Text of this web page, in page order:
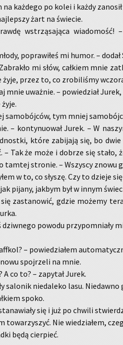
na każ­de­go po kolei i każdy
żart na świe­cie.
wstrzą­sa­ją­ca wia­do­mość!
po­pra­wi­łeś mi humor. –
mi słów, cał­kiem mnie
żyje, przez to, co zro­bi­li­śmy
mnie uważ­nie. – po­wie­dział
sa­mo­bój­ców, tym mniej
– kon­ty­nu­ował Jurek. – W
które za­bi­ja­ją się, bo
– Tak że może i do­brze się
tam­tej stro­nie. – Wszy­scy znowu
w to, co sły­szę. Czy to dzie­je
pi­ja­ny, jak­bym był w innym
za­sta­no­wić, gdzie mo­że­my
dziw­ne­go po­wo­du przy­po­mnia­ły
– po­wie­dzia­łem
spoj­rze­li na mnie.
A co to? – za­py­tał Jurek.
sa­lo­nik nie­da­le­ko lasu.
spoko.
się i już po chwi­li
to­wa­rzy­szyć. Nie wie­dzia­łem,
będą cier­pieć.